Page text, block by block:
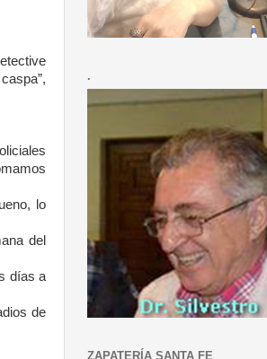
lo
del
días a
de
.
ZAPATERÍA SANTA FE